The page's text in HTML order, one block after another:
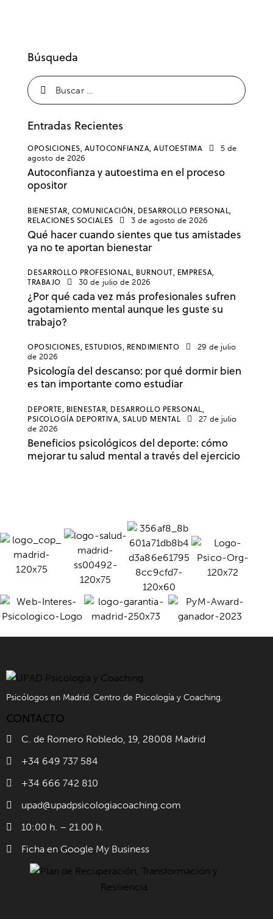
Búsqueda
Entradas Recientes
OPOSICIONES, AUTOCONFIANZA, AUTOESTIMA
5 de
agosto de 2026
Autoconfianza y autoestima en el proceso
opositor
BIENESTAR, COMUNICACIÓN, DESARROLLO PERSONAL,
RELACIONES SOCIALES
3 de agosto de 2026
Qué hacer cuando sientes que tus amistades
ya no te aportan bienestar
DESARROLLO PROFESIONAL, BURNOUT, EMPRESA,
TRABAJO
30 de julio de 2026
¿Por qué cada vez más profesionales sufren
agotamiento mental aunque les guste su
trabajo?
OPOSICIONES, ESTUDIOS, RENDIMIENTO
29 de julio
de 2026
Psicología del descanso: por qué dormir bien
es tan importante como estudiar
DEPORTE, BIENESTAR, DESARROLLO PERSONAL,
PSICOLOGÍA DEPORTIVA, SALUD MENTAL
27 de julio
de 2026
Beneficios psicológicos del deporte: cómo
mejorar tu salud mental a través del ejercicio
Psicólogos en Madrid. Centro de Psicología y Coaching.
CONTACTO
C. de Romero Robledo, 19, 28008 Madrid
+34 649 737 584
+34 666 742 810
upad@upadpsicologiacoaching.com
10:00 h. – 21.00 h.
Ficha en Google My Business